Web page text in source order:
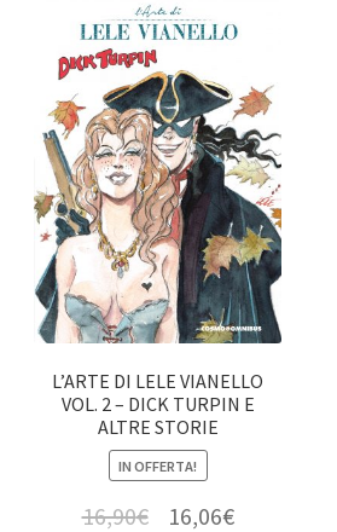
L’ARTE DI LELE VIANELLO
VOL. 2 – DICK TURPIN E
ALTRE STORIE
IN OFFERTA!
16,90€ 16,06€